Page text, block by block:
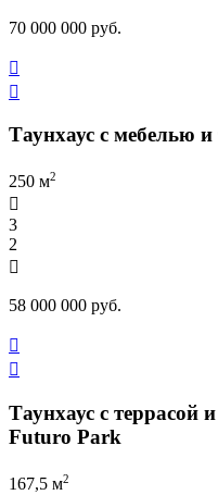
70 000 000 руб.


Таунхаус с мебелью
250 м2

3
2

58 000 000 руб.


Таунхаус с террасой
Futuro Park
167,5 м2